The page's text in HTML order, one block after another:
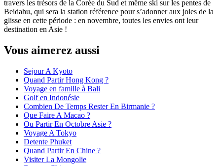
travers les trésors de la Corée du Sud et même ski sur les pentes de
Beidahu, qui sera la station référence pour s’adonner aux joies de la
glisse en cette période : en novembre, toutes les envies ont leur
destination en Asie !
Vous aimerez aussi
Sejour A Kyoto
Quand Partir Hong Kong ?
Voyage en famille à Bali
Golf en Indonésie
Combien De Temps Rester En Birmanie ?
Que Faire A Macao ?
Ou Partir En Octobre Asie ?
Voyage A Tokyo
Detente Phuket
Quand Partir En Chine ?
Visiter La Mongolie